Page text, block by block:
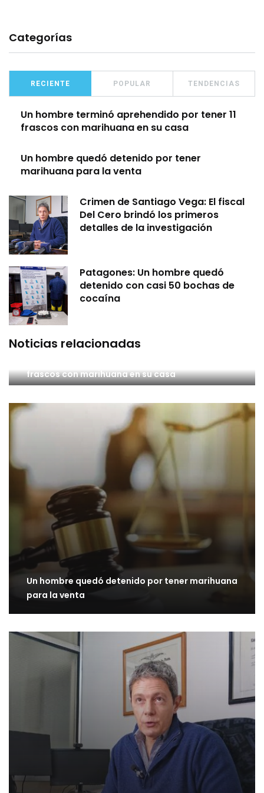
Categorías
RECIENTE POPULAR TENDENCIAS
Un hombre terminó aprehendido por tener 11
frascos con marihuana en su casa
Un hombre quedó detenido por tener
marihuana para la venta
Crimen de Santiago Vega: El fiscal
Del Cero brindó los primeros
detalles de la investigación
Patagones: Un hombre quedó
detenido con casi 50 bochas de
cocaína
Noticias relacionadas
frascos con marihuana en su casa
Un hombre quedó detenido por tener marihuana
para la venta